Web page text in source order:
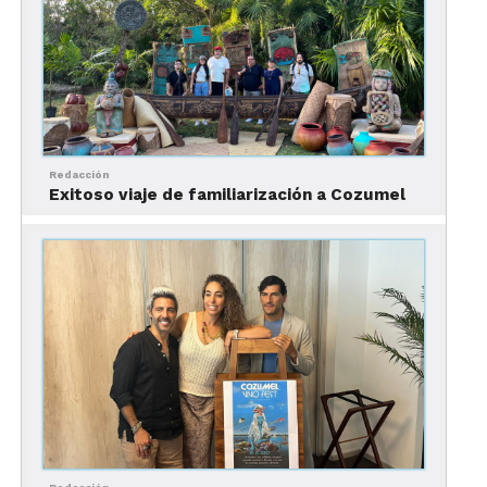
De esta manera, expuso empezaron las
certificaciones, lo que lograron que la isla y el
estado fueran de los primeros destinos a nivel
mundial en contar con el sello de Safe Travels
otorgado por el Consejo Mundial de Viajes y
Turismo.
Ello, comentó comenzó a dar certeza a los viajeros
de que Cozumel es un destino seguro.
Redacción
Exitoso viaje de familiarización a Cozumel